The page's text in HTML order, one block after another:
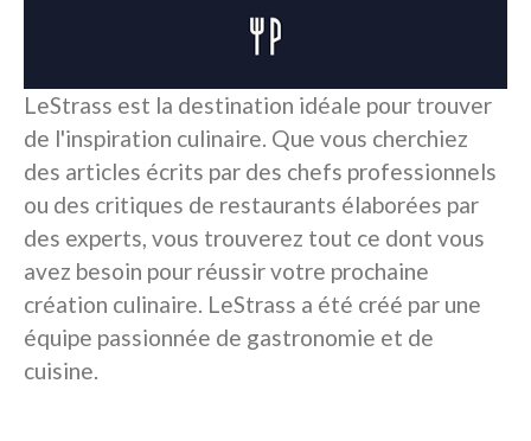
LeStrass est la destination idéale pour trouver
de l'inspiration culinaire. Que vous cherchiez
des articles écrits par des chefs professionnels
ou des critiques de restaurants élaborées par
des experts, vous trouverez tout ce dont vous
avez besoin pour réussir votre prochaine
création culinaire. LeStrass a été créé par une
équipe passionnée de gastronomie et de
cuisine.